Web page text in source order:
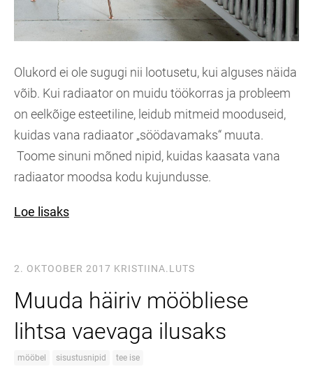
Olukord ei ole sugugi nii lootusetu, kui alguses näida
võib. Kui radiaator on muidu töökorras ja probleem
on eelkõige esteetiline, leidub mitmeid mooduseid,
kuidas vana radiaator „söödavamaks“ muuta.
Toome sinuni mõned nipid, kuidas kaasata vana
radiaator moodsa kodu kujundusse.
Loe lisaks
2. OKTOOBER 2017 KRISTIINA.LUTS
Muuda häiriv mööbliese
lihtsa vaevaga ilusaks
mööbel sisustusnipid tee ise